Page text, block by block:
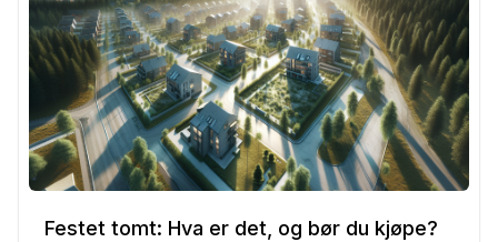
Festet tomt: Hva er det, og bør du kjøpe?